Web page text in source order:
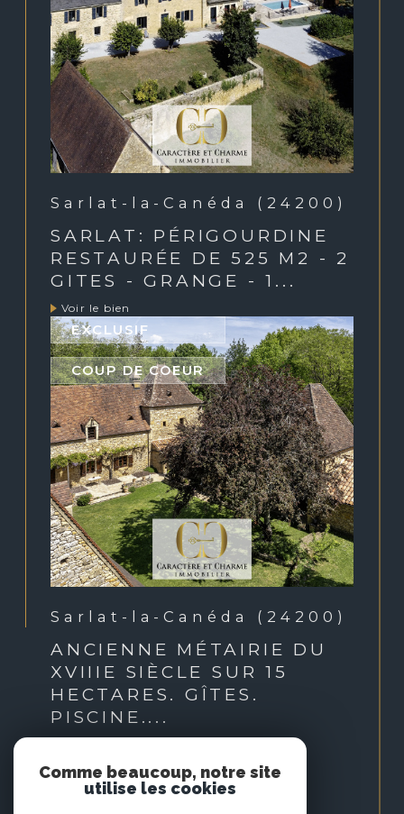
Sarlat-la-Canéda (24200)
SARLAT: PÉRIGOURDINE
RESTAURÉE DE 525 M2 - 2
GITES - GRANGE - 1...
Voir le bien
EXCLUSIF
COUP DE COEUR
Sarlat-la-Canéda (24200)
ANCIENNE MÉTAIRIE DU
XVIIIE SIÈCLE SUR 15
HECTARES. GÎTES.
PISCINE....
Comme beaucoup, notre site
utilise les cookies